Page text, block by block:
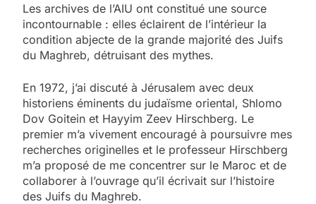
Les archives de l’AIU ont constitué une source
incontournable : elles éclairent de l’intérieur la
condition abjecte de la grande majorité des Juifs
du Maghreb, détruisant des mythes.
En 1972, j’ai discuté à Jérusalem avec deux
historiens éminents du judaïsme oriental, Shlomo
Dov Goitein et Hayyim Zeev Hirschberg. Le
premier m’a vivement encouragé à poursuivre mes
recherches originelles et le professeur Hirschberg
m’a proposé de me concentrer sur le Maroc et de
collaborer à l’ouvrage qu’il écrivait sur l’histoire
des Juifs du Maghreb.